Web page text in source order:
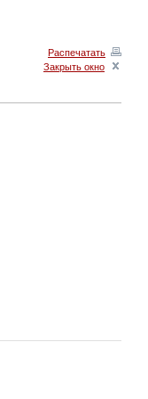
Распечатать
Закрыть окно